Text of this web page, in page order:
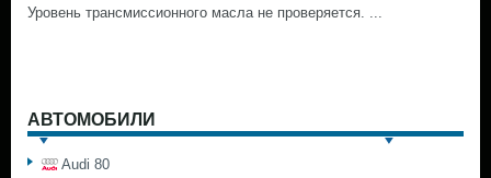
Уровень трансмиссионного масла не проверяется. ...
АВТОМОБИЛИ
Audi 80